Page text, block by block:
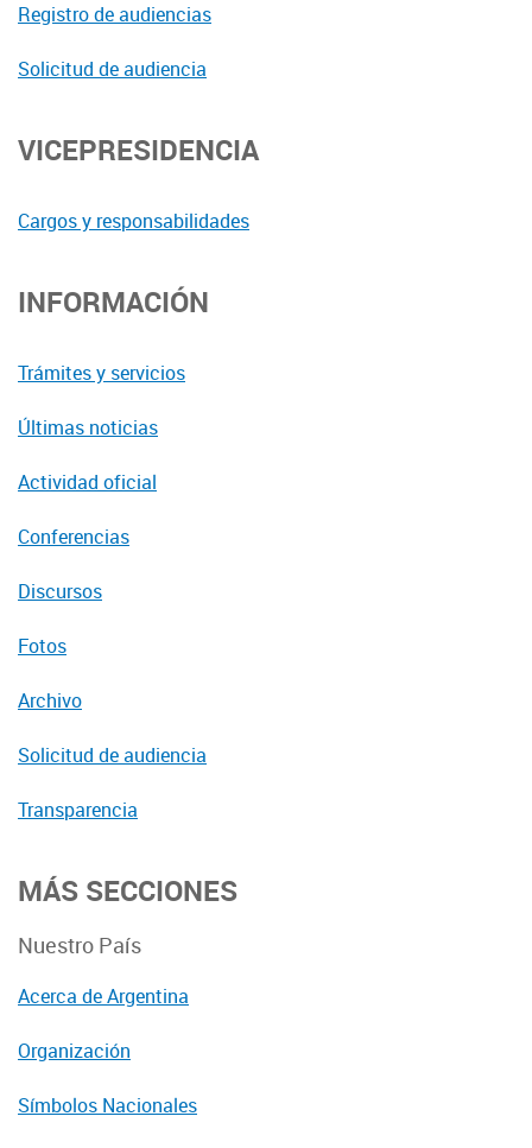
Registro de audiencias
Solicitud de audiencia
VICEPRESIDENCIA
Cargos y responsabilidades
INFORMACIÓN
Trámites y servicios
Últimas noticias
Actividad oficial
Conferencias
Discursos
Fotos
Archivo
Solicitud de audiencia
Transparencia
MÁS SECCIONES
Nuestro País
Acerca de Argentina
Organización
Símbolos Nacionales